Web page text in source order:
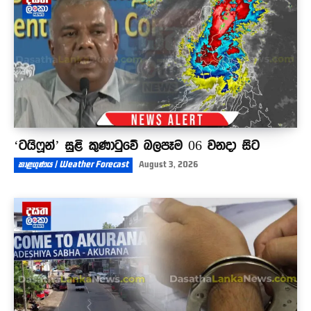
‘ටයිෆූන්’ සුළි කුණාටුවේ බලපෑම 06 වනදා සිට
කාළගුණය | Weather Forecast August 3, 2026